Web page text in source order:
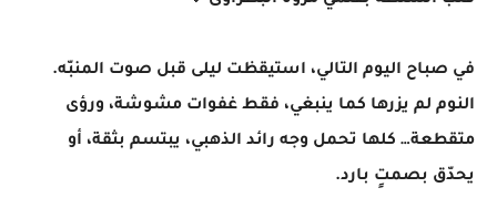
في صباح اليوم التالي، استيقظت ليلى قبل صوت المنبّه.
النوم لم يزرها كما ينبغي، فقط غفوات مشوشة، ورؤى
متقطعة… كلها تحمل وجه رائد الذهبي، يبتسم بثقة، أو
يحدّق بصمتٍ بارد.